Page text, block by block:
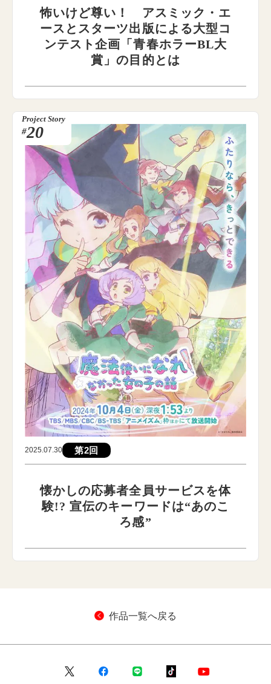
怖いけど尊い！ アスミック・エ
ースとスターツ出版による大型コ
ンテスト企画「青春ホラーBL大
賞」の目的とは
Project Story
#20
2025.07.30 第2回
懐かしの応募者全員サービスを体
験!? 宣伝のキーワードは“あのこ
ろ感”
作品一覧へ戻る